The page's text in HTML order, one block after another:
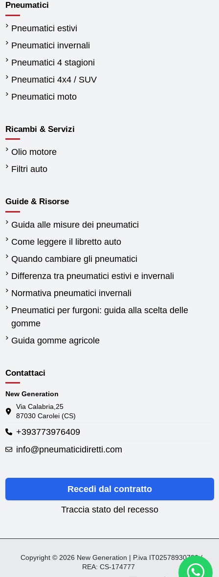
Pneumatici
Pneumatici estivi
Pneumatici invernali
Pneumatici 4 stagioni
Pneumatici 4x4 / SUV
Pneumatici moto
Ricambi & Servizi
Olio motore
Filtri auto
Guide & Risorse
Guida alle misure dei pneumatici
Come leggere il libretto auto
Quando cambiare gli pneumatici
Differenza tra pneumatici estivi e invernali
Normativa pneumatici invernali
Pneumatici per furgoni: guida alla scelta delle
gomme
Guida gomme agricole
Contattaci
New Generation
Via Calabria,25
87030 Carolei (CS)
+393773976409
info@pneumaticidiretti.com
Recedi dal contratto
Traccia stato del recesso
Copyright © 2026 New Generation | P.iva IT02578930782 /
REA: CS-174777